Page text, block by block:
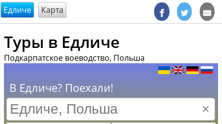
@endsectiom
Едличе Карта
Туры в Едличе
Подкарпатское воеводство, Польша
В Едличе? Поехали!
×
Заезд Отъезд